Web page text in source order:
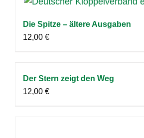
Die Spitze – ältere Ausgaben
12,00 €
Der Stern zeigt den Weg
12,00 €